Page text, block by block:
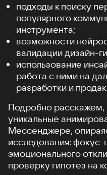
подходы к поиску
популярного
инструмента;
возможности
валидации дизайн-
использование
работа с ними на
разработки и
Подробно расскажем,
уникальные
Мессенджере,
исследования: фокус-
эмоционального
проверку гипотез на